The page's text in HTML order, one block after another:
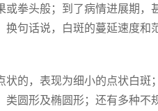
拳头般；到了病情进展期，
句话说，白斑的蔓延速度和
的，表现为细小的点状白斑
圆形及椭圆形；还有多种不